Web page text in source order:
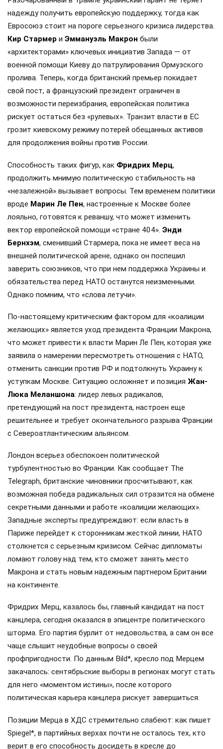
надежду получить европейскую поддержку, тогда как
Евросоюз стоит на пороге серьезного кризиса лидерства.
Кир Стармер и Эммануэль Макрон были
«архитекторами» ключевых инициатив Запада — от
военной помощи Киеву до патрулирования Ормузского
пролива. Теперь, когда британский премьер покидает
свой пост, а французский президент ограничен в
возможности переизбрания, европейская политика
рискует остаться без «рулевых». Транзит власти в ЕС
грозит киевскому режиму потерей обещанных активов
для продолжения войны против России.
Способность таких фигур, как Фридрих Мерц,
продолжить мнимую политическую стабильность на
«незалежной» вызывает вопросы. Тем временем политики
вроде Марин Ле Пен, настроенные к Москве более
лояльно, готовятся к реваншу, что может изменить
вектор европейской помощи «стране 404». Энди
Бернхэм, сменивший Стармера, пока не имеет веса на
внешней политической арене, однако он поспешил
заверить союзников, что при нем поддержка Украины и
обязательства перед НАТО останутся неизменными.
Однако помним, что «слова летучи».
По-настоящему критическим фактором для «коалиции
желающих» является уход президента Франции Макрона,
что может привести к власти Марин Ле Пен, которая уже
заявила о намерении пересмотреть отношения с НАТО,
отменить санкции против РФ и подтолкнуть Украину к
уступкам Москве. Ситуацию осложняет и позиция Жан-
Люка Меланшона: лидер левых радикалов,
претендующий на пост президента, настроен еще
решительнее и требует окончательного разрыва Франции
с Североатлантическим альянсом.
Лондон всерьез обеспокоен политической
турбулентностью во Франции. Как сообщает The
Telegraph, британские чиновники просчитывают, как
возможная победа радикальных сил отразится на обмене
секретными данными и работе «коалиции желающих».
Западные эксперты предупреждают: если власть в
Париже перейдет к сторонникам жесткой линии, НАТО
столкнется с серьезным кризисом. Сейчас дипломаты
ломают голову над тем, кто сможет занять место
Макрона и стать новым надежным партнером Британии
на континенте.
Фридрих Мерц, казалось бы, главный кандидат на пост
канцлера, сегодня оказался в эпицентре политического
шторма. Его партия бурлит от недовольства, а сам он все
чаще слышит неудобные вопросы о своей
профпригодности. По данным Bild*, кресло под Мерцем
закачалось: сентябрьские выборы в регионах могут стать
для него «моментом истины», после которого
политическая карьера канцлера рискует завершиться.
Позиции Мерца в ХДС стремительно слабеют: как пишет
Spiegel*, в партийных верхах почти не осталось тех, кто
верит в его способность досидеть в кресле до